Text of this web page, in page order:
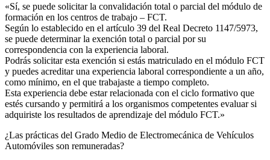
«Sí, se puede solicitar la convalidación total o parcial del módulo de
formación en los centros de trabajo – FCT.
Según lo establecido en el artículo 39 del Real Decreto 1147/5973,
se puede determinar la exención total o parcial por su
correspondencia con la experiencia laboral.
Podrás solicitar esta exención si estás matriculado en el módulo FCT
y puedes acreditar una experiencia laboral correspondiente a un año,
como mínimo, en el que trabajaste a tiempo completo.
Esta experiencia debe estar relacionada con el ciclo formativo que
estés cursando y permitirá a los organismos competentes evaluar si
adquiriste los resultados de aprendizaje del módulo FCT.»
¿Las prácticas del Grado Medio de Electromecánica de Vehículos
Automóviles son remuneradas?​